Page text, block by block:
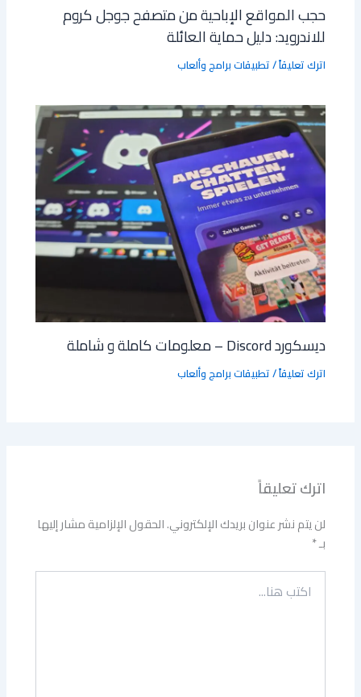
حجب المواقع الإباحية من متصفح جوجل كروم
للاندرويد: دليل حماية العائلة
اترك تعليقاً/تطبيقات برامج وألعاب
ديسكورد Discord – معلومات كاملة و شاملة
اترك تعليقاً/تطبيقات برامج وألعاب
اترك تعليقاً
لن يتم نشر عنوان بريدك الإلكتروني.الحقول الإلزامية مشار إليها
بـ*
اكتب
هنا...